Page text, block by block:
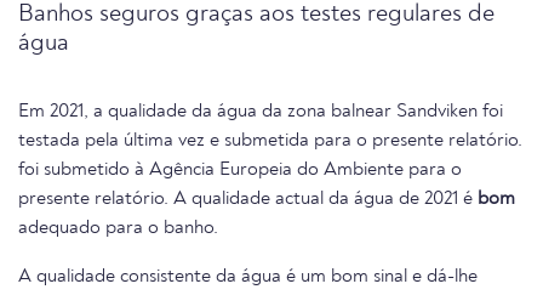
Banhos seguros graças aos testes regulares de
água
Em 2021, a qualidade da água da zona balnear Sandviken foi
testada pela última vez e submetida para o presente relatório.
foi submetido à Agência Europeia do Ambiente para o
presente relatório. A qualidade actual da água de 2021 é bom
adequado para o banho.
A qualidade consistente da água é um bom sinal e dá-lhe